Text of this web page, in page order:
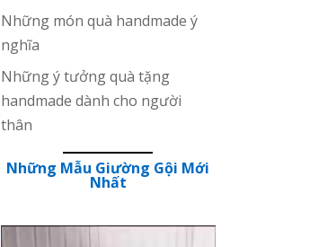
Những món quà handmade ý
nghĩa
Những ý tưởng quà tặng
handmade dành cho người
thân
Những Mẫu Giường Gội Mới
Nhất